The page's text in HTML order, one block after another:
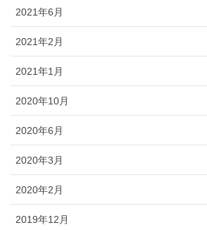
2021年6月
2021年2月
2021年1月
2020年10月
2020年6月
2020年3月
2020年2月
2019年12月